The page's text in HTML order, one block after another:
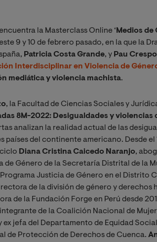
la Masterclass Online ‘Medios de
9 y 10 de febrero pasado, en la que la
Patricia Costa Grande, y Pau
Interdisciplinar en Violencia de
mediática y violencia machista.
, la Facultad de Ciencias Sociales y
8M-2022: Desigualdades y violencias
analizan la realidad actual de las
países del continente americano. Desde el
Diana Cristina Caicedo Naranjo,
de Género de la Secretaría Distrital de la
Justicia de Género en el Distrito
de la división de género y derechos
de la Fundación Forge en Perú desde
de la Coalición Nacional de
ex jefa del Departamento de Equidad
de Protección de Derechos de Cuenca.